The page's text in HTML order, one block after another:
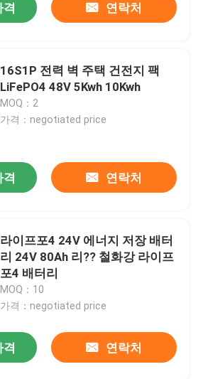
격 연락처
16S1P 전력 벽 주택 건전지 팩
LiFePO4 48V 5Kwh 10Kwh
MOQ：2
가격：negotiated price
격 연락처
라이프포4 24V 에너지 저장 배터
리 24V 80Ah 리?? 철화강 라이프
포4 배터리
MOQ：10
가격：negotiated price
격 연락처